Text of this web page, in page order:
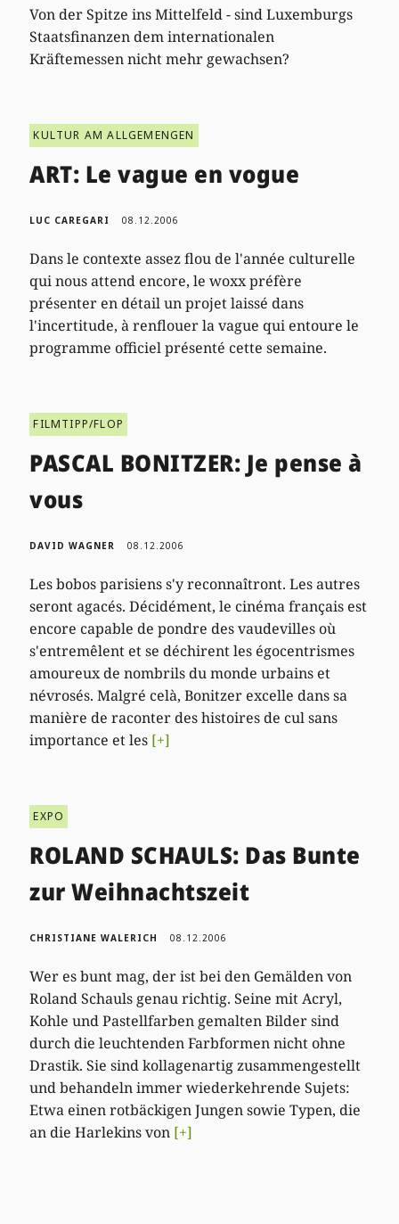
Von der Spitze ins Mittelfeld - sind Luxemburgs
Staatsfinanzen dem internationalen
Kräftemessen nicht mehr gewachsen?
KULTUR AM ALLGEMENGEN
ART: Le vague en vogue
LUC CAREGARI 08.12.2006
Dans le contexte assez flou de l'année culturelle
qui nous attend encore, le woxx préfère
présenter en détail un projet laissé dans
l'incertitude, à renflouer la vague qui entoure le
programme officiel présenté cette semaine.
FILMTIPP/FLOP
PASCAL BONITZER: Je pense à
vous
DAVID WAGNER 08.12.2006
Les bobos parisiens s'y reconnaîtront. Les autres
seront agacés. Décidément, le cinéma français est
encore capable de pondre des vaudevilles où
s'entremêlent et se déchirent les égocentrismes
amoureux de nombrils du monde urbains et
névrosés. Malgré celà, Bonitzer excelle dans sa
manière de raconter des histoires de cul sans
importance et les [+]
EXPO
ROLAND SCHAULS: Das Bunte
zur Weihnachtszeit
CHRISTIANE WALERICH 08.12.2006
Wer es bunt mag, der ist bei den Gemälden von
Roland Schauls genau richtig. Seine mit Acryl,
Kohle und Pastellfarben gemalten Bilder sind
durch die leuchtenden Farbformen nicht ohne
Drastik. Sie sind kollagenartig zusammengestellt
und behandeln immer wiederkehrende Sujets:
Etwa einen rotbäckigen Jungen sowie Typen, die
an die Harlekins von [+]